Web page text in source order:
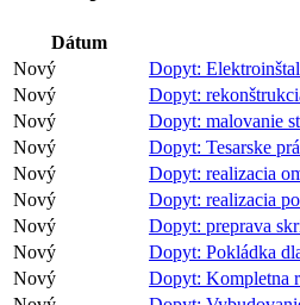
Dátum
Nový
Dopyt:
Nový
Dopyt:
Nový
Dopyt: malovanie
Nový
Dopyt: Tesarske
Nový
Dopyt: realizacia
Nový
Dopyt: realizacia
Nový
Dopyt: preprava
Nový
Dopyt: Pokládka